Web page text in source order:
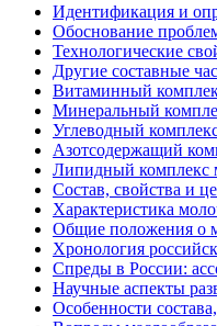
Идентификация и
Обоснование
Технологические
Другие составные
Витаминный
Минеральный
Углеводный
Азотсодержащий
Липидный комплекс
Состав, свойства и
Характеристика
Общие положения о
Хронология
Спреды в России:
Научные аспекты
Особенности